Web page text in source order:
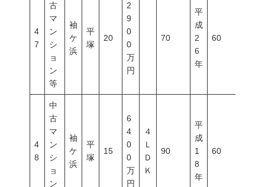
4
7
古
マ
ン
シ
ョ
ン
等
袖
ケ
浜
平
塚
20
2
9
0
0
万
円
70
平
成
2
6
年
60
4
8
中
古
マ
ン
シ
ョ
ン
袖
ケ
浜
平
塚
15
6
4
0
0
万
円
４
Ｌ
Ｄ
Ｋ
90
平
成
1
8
年
60